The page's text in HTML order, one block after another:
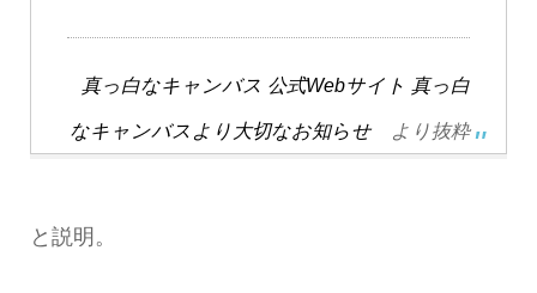
真っ白なキャンバス 公式Webサイト 真っ白
なキャンバスより大切なお知らせより抜粋
と説明。